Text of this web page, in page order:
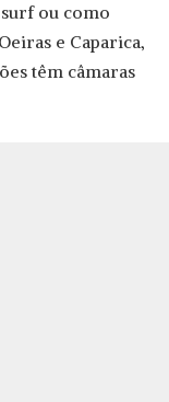
ou como
e Caparica,
têm câmaras